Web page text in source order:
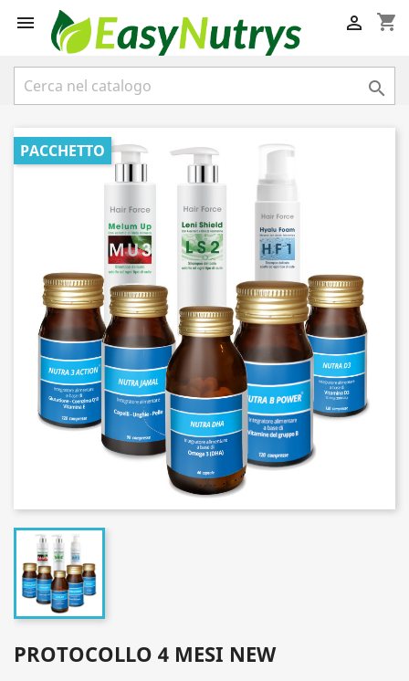
 shopping_cart


PACCHETTO
PROTOCOLLO 4 MESI NEW